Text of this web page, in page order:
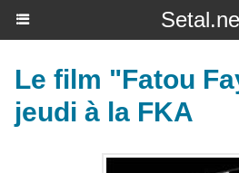
Le film "Fatou
jeudi à la FKA